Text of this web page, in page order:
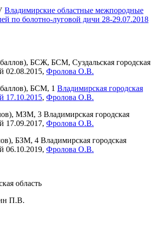
Владимирские областные межпородные
по болотно-луговой дичи 28-29.07.2018
БСЖ, БСМ, Суздальская городская
02.08.2015, Фролова О.В.
БСМ, 1 Владимирская городская
17.10.2015, Фролова О.В.
МЗМ, 3 Владимирская городская
17.09.2017, Фролова О.В.
БЗМ, 4 Владимирская городская
06.10.2019, Фролова О.В.
область
П.В.